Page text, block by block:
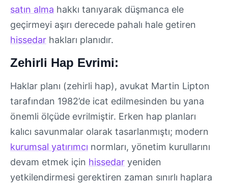
satın alma hakkı tanıyarak düşmanca ele
geçirmeyi aşırı derecede pahalı hale getiren
hissedar hakları planıdır.
Zehirli Hap Evrimi:
Haklar planı (zehirli hap), avukat Martin Lipton
tarafından 1982’de icat edilmesinden bu yana
önemli ölçüde evrilmiştir. Erken hap planları
kalıcı savunmalar olarak tasarlanmıştı; modern
kurumsal yatırımcı normları, yönetim kurullarını
devam etmek için hissedar yeniden
yetkilendirmesi gerektiren zaman sınırlı haplara